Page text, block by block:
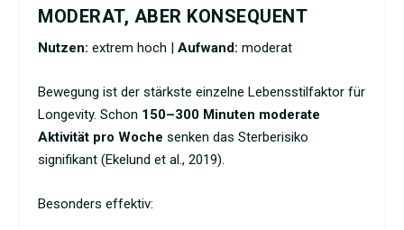
ODERAT, ABER KONSEQUENT
Nutzen: extrem hoch |Aufwand: moderat
Bewegung ist der stärkste einzelne Lebensstilfaktor für
Longevity. Schon 150–300 Minuten moderate
Aktivität pro Woche senken das Sterberisiko
signifikant (Ekelund et al., 2019).
Besonders effektiv: